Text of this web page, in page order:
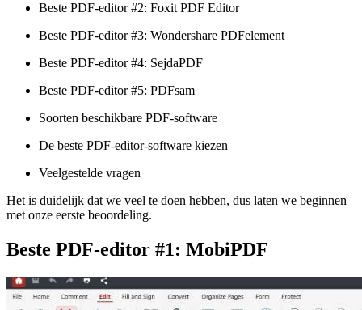
Beste PDF-editor #2: Foxit PDF Editor
Beste PDF-editor #3: Wondershare PDFelement
Beste PDF-editor #4: SejdaPDF
Beste PDF-editor #5: PDFsam
Soorten beschikbare PDF-software
De beste PDF-editor-software kiezen
Veelgestelde vragen
Het is duidelijk dat we veel te doen hebben, dus laten we beginnen
met onze eerste beoordeling.
Beste PDF-editor #1: MobiPDF